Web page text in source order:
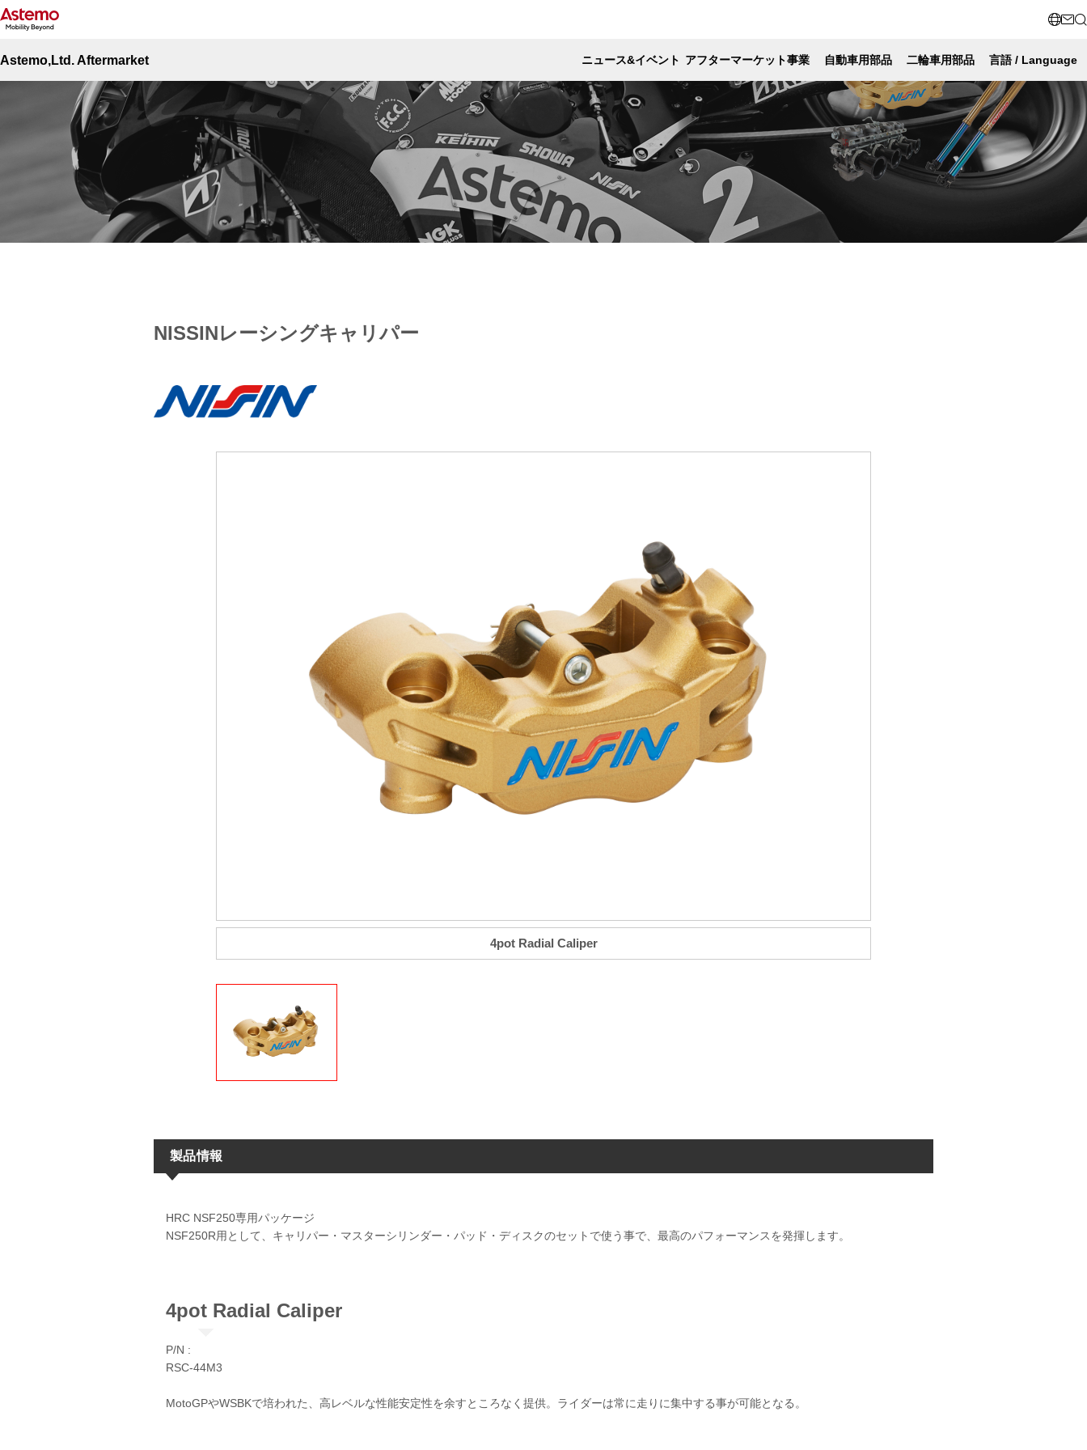
Astemo,Ltd. Aftermarket ニュース&イベント アフターマーケット事業 自動車用部品 二輪車用部品 言語 / Language
Site Top
NISSINレーシングキャリパー
4pot Radial Caliper
製品情報
HRC NSF250専用パッケージ
NSF250R用として、キャリパー・マスターシリンダー・パッド・ディスクのセットで使う事で、​最高のパフォーマンスを発揮します。
4pot Radial Caliper​​
P/N :
RSC-44M3
MotoGPやWSBKで培われた、高レベルな性能​安定性を余すところなく提供。​ライダーは常に走りに集中する事が可能となる。​